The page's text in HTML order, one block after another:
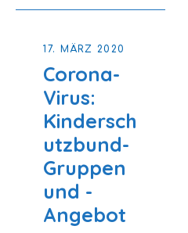
17. MÄRZ 2020
Corona-
Virus:
Kindersch
utzbund-
Gruppen
und -
Angebot